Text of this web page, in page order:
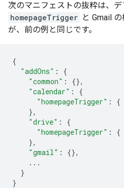
次のマニフェストの抜粋は、
homepageTrigger と Gmail
が、前の例と同じです。
{
"addOns" :
{
"common" :
{},
"calendar" :
{
"homepageTrigger" : {
},
"drive" :
{
"homepageTrigger" : {
},
"gmail" :
{},
...
}
}